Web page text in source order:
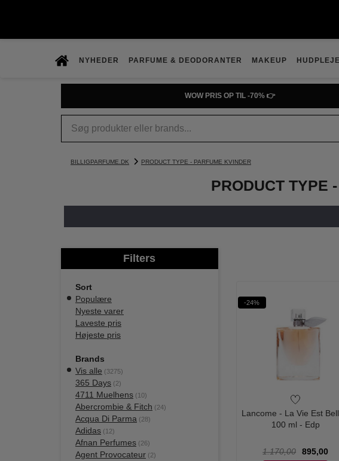
NYHEDER PARFUME & DEODORANTER MAKEUP HUDPLEJE
PRØV DUFTGUIDEN👉
BILLIGPARFUME.DK PRODUCT TYPE - PARFUME KVINDER
PRODUCT TYPE
Filters
Sort
Populære
Nyeste varer
Laveste pris
Højeste pris
Brands
Vis alle (3275)
365 Days (2)
4711 Muelhens (10)
Abercrombie & Fitch (24)
Acqua Di Parma (28)
Adidas (12)
Afnan Perfumes (26)
Agent Provocateur (2)
-24%
Lancome - La Vie Est
100 ml - Edp
1.170,00
895,00